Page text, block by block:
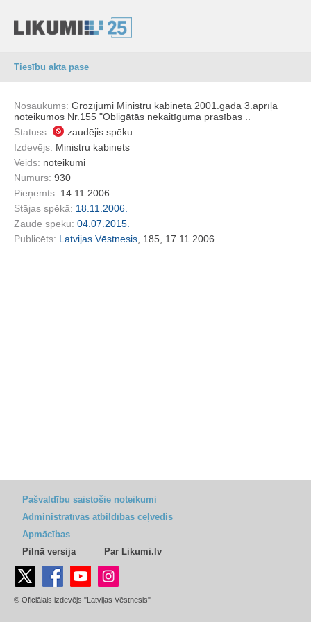
Tiesību akta pase
Nosaukums: Grozījumi Ministru kabineta 2001.gada 3.aprīļa
noteikumos Nr.155 "Obligātās nekaitīguma prasības ..
Statuss:
zaudējis spēku
Izdevējs: Ministru kabinets
Veids: noteikumi
Numurs: 930
Pieņemts: 14.11.2006.
Stājas spēkā: 18.11.2006.
Zaudē spēku: 04.07.2015.
Publicēts: Latvijas Vēstnesis , 185, 17.11.2006.
Pašvaldību saistošie noteikumi
Administratīvās atbildības ceļvedis
Apmācības
Pilnā versija
Par Likumi.lv
© Oficiālais izdevējs "Latvijas Vēstnesis"